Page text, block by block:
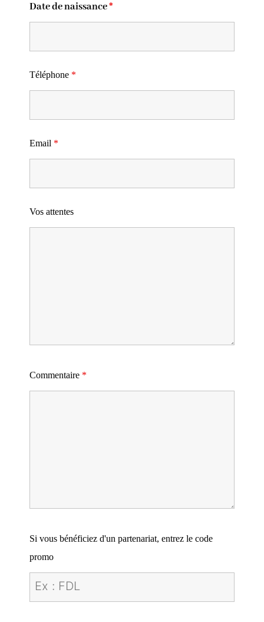
Date de naissance*
Téléphone *
Email *
Vos attentes
Commentaire *
Si vous bénéficiez d'un partenariat, entrez le code
promo